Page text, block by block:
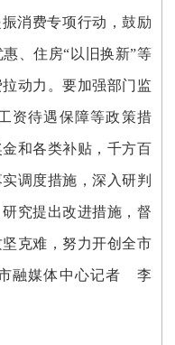
消费专项行动，鼓励
、住房“以旧换新”等
动力。要加强部门监
资待遇保障等政策措
和各类补贴，千方百
调度措施，深入研判
究提出改进措施，督
克难，努力开创全市
市融媒体中心记者 李